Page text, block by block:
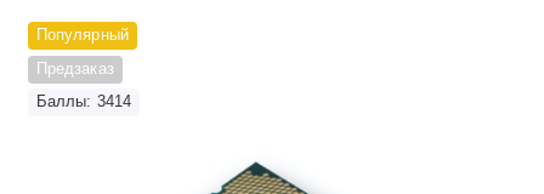
Популярный
Предзаказ
Баллы: 3414